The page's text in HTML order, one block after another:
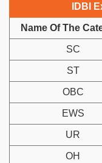
IDBI
Name Of The
SC
ST
OBC
EWS
UR
OH